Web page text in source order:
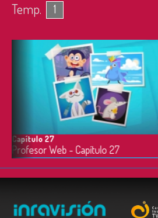
Temp. 1
Capítulo 27
Profesor Web - Capítulo 27